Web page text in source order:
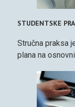
STUDENTSKE
Stručna praksa
plana na